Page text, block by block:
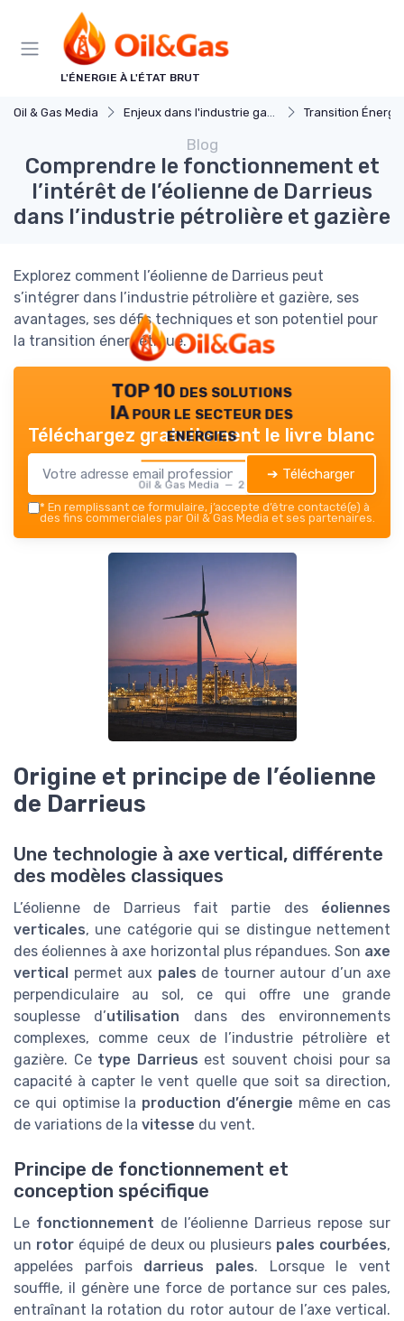
L'ÉNERGIE À L'ÉTAT BRUT
Oil & Gas Media Enjeux dans l'industrie gaz et petrole Transition
Blog
Comprendre le fonctionnement et
l’intérêt de l’éolienne de Darrieus
dans l’industrie pétrolière et gazière
Explorez comment l’éolienne de Darrieus peut
s’intégrer dans l’industrie pétrolière et gazière, ses
avantages, ses défis techniques et son potentiel pour
la transition énergétique.
TOP 10 des solutions
IA pour le secteur des
energies
Oil & Gas Media — 2026
Téléchargez gratuitement le livre blanc
➔ Télécharger
* En remplissant ce formulaire, j’accepte d’être contacté(e) à
des fins commerciales par Oil & Gas Media et ses partenaires.
Origine et principe de l’éolienne
de Darrieus
Une technologie à axe vertical, différente
des modèles classiques
L’éolienne de Darrieus fait partie des éoliennes
verticales, une catégorie qui se distingue nettement
des éoliennes à axe horizontal plus répandues. Son axe
vertical
permet aux pales de tourner autour d’un axe
perpendiculaire au sol, ce qui offre une grande
souplesse d’utilisation dans des environnements
complexes, comme ceux de l’industrie pétrolière et
gazière. Ce type Darrieus est souvent choisi pour sa
capacité à capter le vent quelle que soit sa direction,
ce qui optimise la production d’énergie même en cas
de variations de la vitesse du vent.
Principe de fonctionnement et
conception spécifique
Le fonctionnement de l’éolienne Darrieus repose sur
un rotoréquipé de deux ou plusieurs pales courbées,
appelées parfois darrieus pales. Lorsque le vent
souffle, il génère une force de portance sur ces pales,
entraînant la rotation du rotor autour de l’axe vertical.
Panneau de gestion des cookies